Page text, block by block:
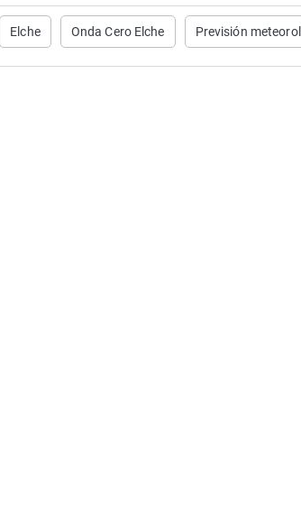
Elche Onda Cero Elche Previsión